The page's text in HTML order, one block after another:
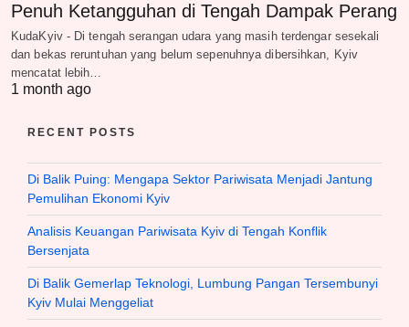
Penuh Ketangguhan di Tengah Dampak Perang
KudaKyiv - Di tengah serangan udara yang masih terdengar sesekali
dan bekas reruntuhan yang belum sepenuhnya dibersihkan, Kyiv
mencatat lebih…
1 month ago
RECENT POSTS
Di Balik Puing: Mengapa Sektor Pariwisata Menjadi Jantung
Pemulihan Ekonomi Kyiv
Analisis Keuangan Pariwisata Kyiv di Tengah Konflik
Bersenjata
Di Balik Gemerlap Teknologi, Lumbung Pangan Tersembunyi
Kyiv Mulai Menggeliat